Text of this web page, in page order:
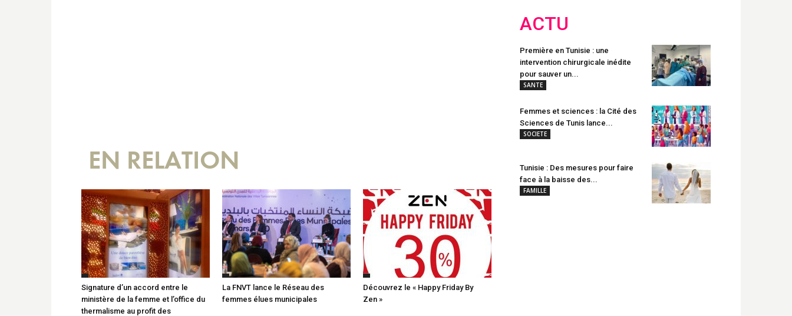
EN RELATION
Signature d’un accord entre le
ministère de la femme et l’office du
thermalisme au profit des
La FNVT lance le Réseau des
femmes élues municipales
Découvrez le « Happy Friday By
Zen »
ACTU
Première en Tunisie : une
intervention chirurgicale inédite
pour sauver un...
SANTE
Femmes et sciences : la Cité des
Sciences de Tunis lance...
SOCIETE
Tunisie : Des mesures pour faire
face à la baisse des...
FAMILLE